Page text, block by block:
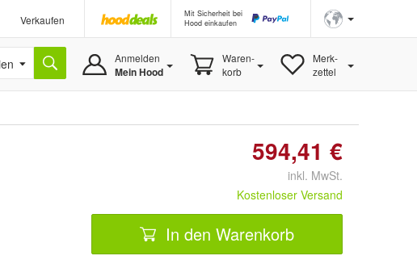
Verkaufen
Mit Sicherheit bei
Hood einkaufen
Anmelden
Mein Hood
Waren-
korb
Merk-
zettel
594,41 €
inkl. MwSt.
Kostenloser Versand
In den Warenkorb